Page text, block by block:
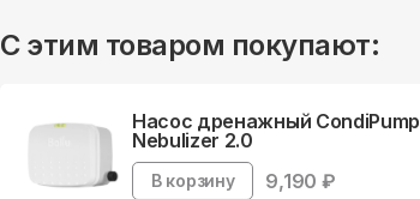
С этим товаром покупают:
Насос дренажный CondiPump
Nebulizer 2.0
В корзину 9,190 ₽